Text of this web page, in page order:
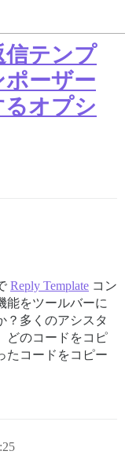
信テンプ
ーザー
オプシ
Reply Template コン
能をツールバーに
？多くのアシスタ
どのコードをコピ
たコードをコピー